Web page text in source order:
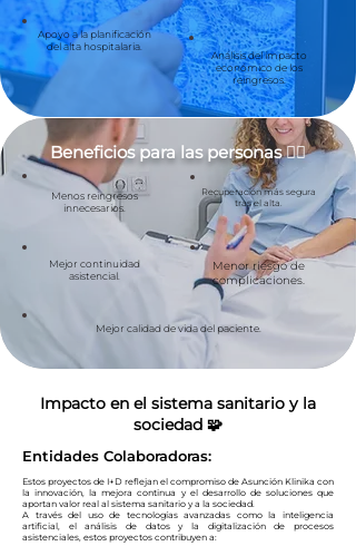
Apoyo a la planificación
del alta hospitalaria.
Análisis del impacto
económico de los
reingresos.
Beneficios para las personas 👍🏻
Menos reingresos
innecesarios.
Recuperación más segura
tras el alta.
Mejor continuidad
asistencial.
Menor riesgo de
complicaciones.
Mejor calidad de vida del paciente.
Impacto en el sistema sanitario y la
sociedad 🧩
Entidades Colaboradoras:
Estos proyectos de I+D reflejan el compromiso de Asunción Klinika con
la innovación, la mejora continua y el desarrollo de soluciones que
aportan valor real al sistema sanitario y a la sociedad.
A través del uso de tecnologías avanzadas como la inteligencia
artificial, el análisis de datos y la digitalización de procesos
asistenciales, estos proyectos contribuyen a: